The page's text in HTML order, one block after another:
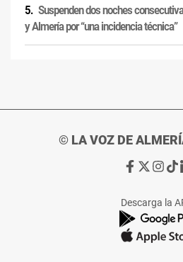
Suspenden dos noches
y Almería por “una incidencia técnica”
© LA VOZ DE
Ir
de
La
Voz
Ir
de
La
Voz
Ir
de
La
Voz
Descarga la